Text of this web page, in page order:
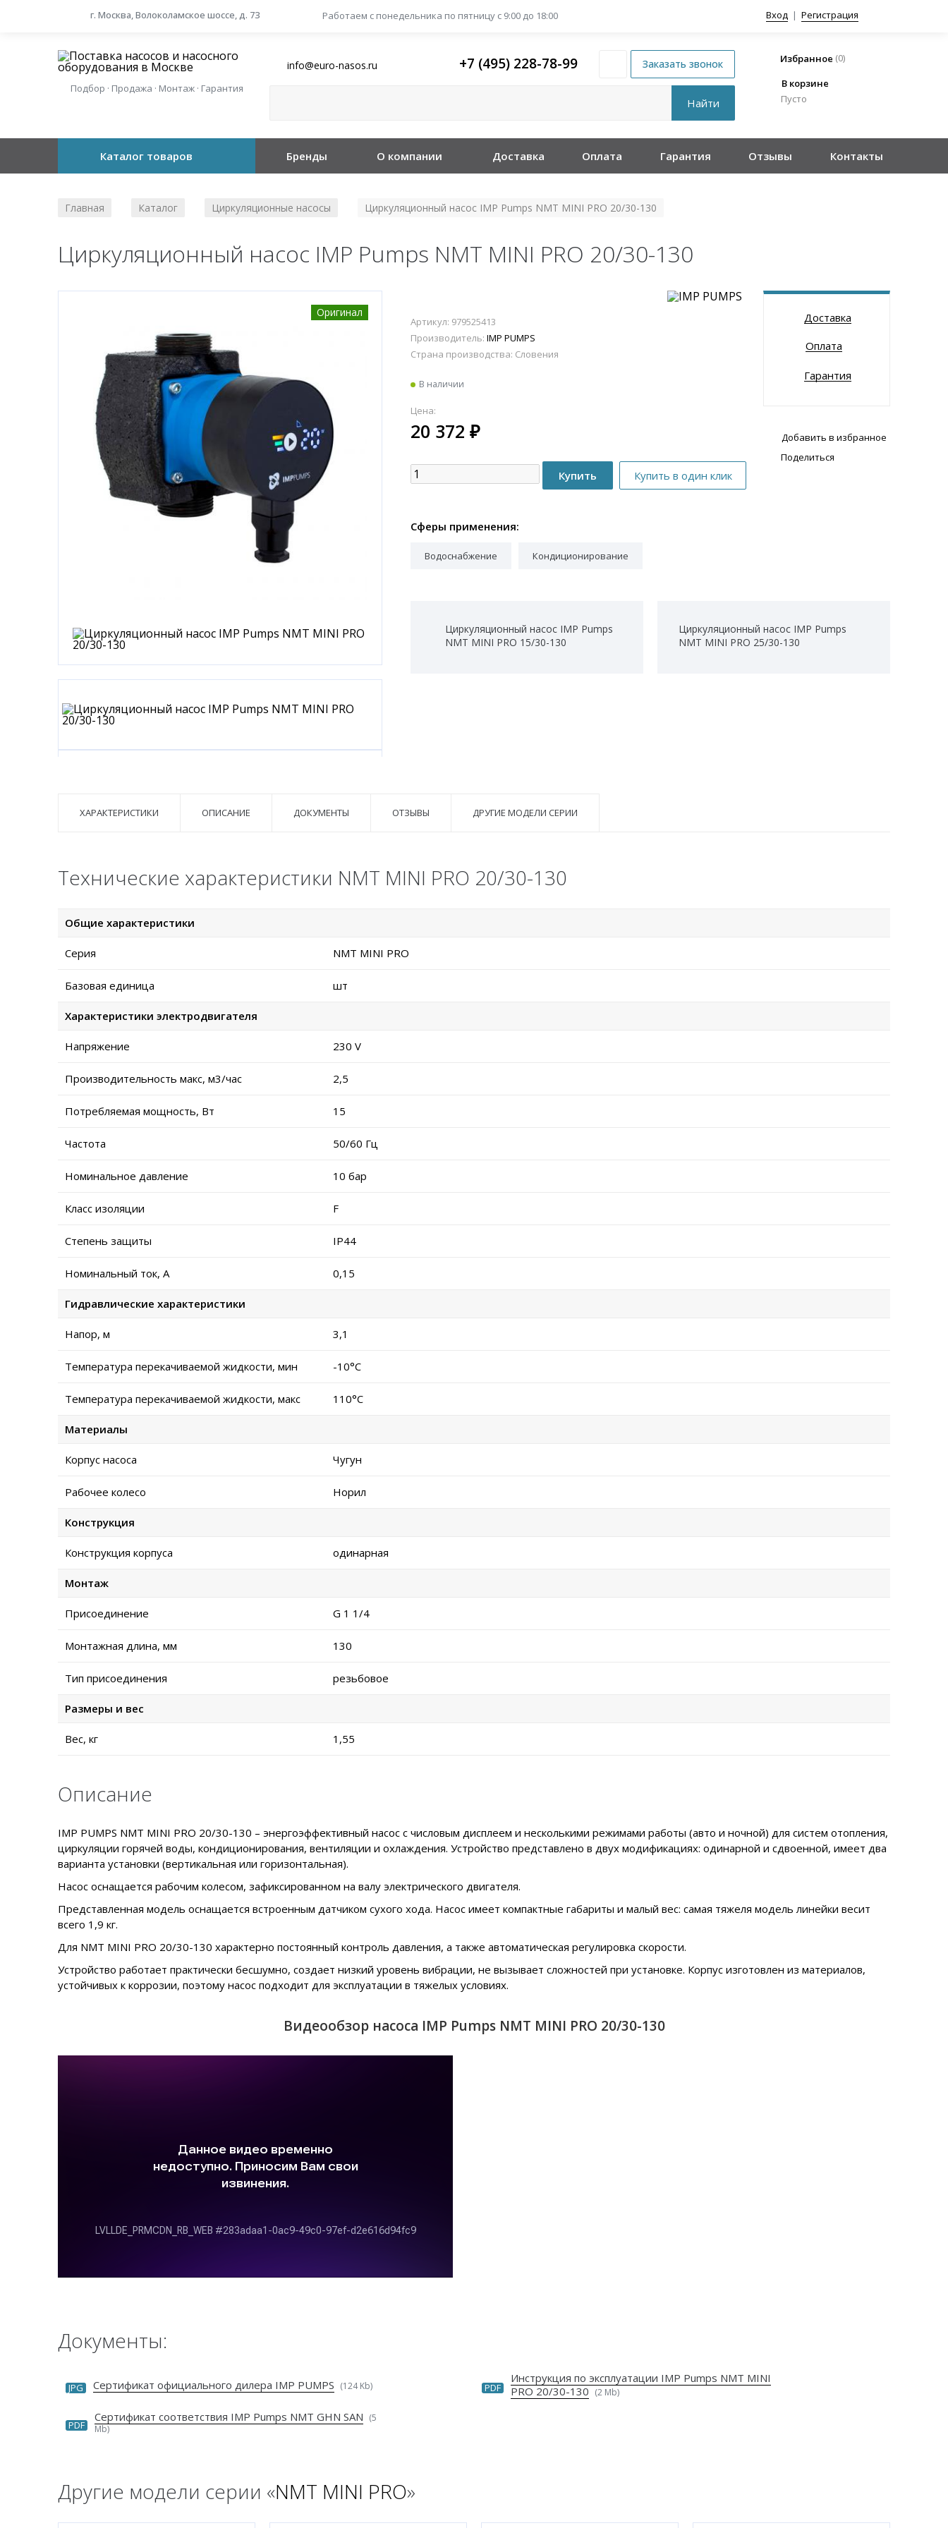
г. Москва, Волоколамское шоссе, д. 73 Работаем с понедельника по пятницу с 9:00 до 18:00 Вход | Регистрация
Подбор · Продажа · Монтаж · Гарантия
info@euro-nasos.ru +7 (495) 228-78-99 Избранное (0)
В корзине
Пусто
Каталог товаров Бренды О компании Доставка Оплата Гарантия Отзывы Контакты
Главная Каталог Циркуляционные насосы Циркуляционный насос IMP Pumps NMT MINI PRO 20/30-130
Циркуляционный насос IMP Pumps NMT MINI PRO 20/30-130
Оригинал
Артикул: 979525413
Производитель: IMP PUMPS
Страна производства: Словения
В наличии
Цена:
20 372 ₽
Доставка
Оплата
Гарантия
Добавить в избранное
Поделиться
Сферы применения:
Водоснабжение Кондиционирование
Циркуляционный насос IMP Pumps
NMT MINI PRO 15/30-130
Циркуляционный насос IMP Pumps
NMT MINI PRO 25/30-130
ХАРАКТЕРИСТИКИ ОПИСАНИЕ ДОКУМЕНТЫ ОТЗЫВЫ ДРУГИЕ МОДЕЛИ СЕРИИ
Технические характеристики NMT MINI PRO 20/30-130
Общие характеристики
Серия NMT MINI PRO
Базовая единица шт
Характеристики электродвигателя
Напряжение 230 V
Производительность макс, м3/час 2,5
Потребляемая мощность, Вт 15
Частота 50/60 Гц
Номинальное давление 10 бар
Класс изоляции F
Степень защиты IP44
Номинальный ток, А 0,15
Гидравлические характеристики
Напор, м 3,1
Температура перекачиваемой жидкости, мин -10°C
Температура перекачиваемой жидкости, макс 110°C
Материалы
Корпус насоса Чугун
Рабочее колесо Норил
Конструкция
Конструкция корпуса одинарная
Монтаж
Присоединение G 1 1/4
Монтажная длина, мм 130
Тип присоединения резьбовое
Размеры и вес
Вес, кг 1,55
Описание
IMP PUMPS NMT MINI PRO 20/30-130 – энергоэффективный насос с числовым дисплеем и несколькими режимами работы (авто и ночной) для систем отопления,
циркуляции горячей воды, кондиционирования, вентиляции и охлаждения. Устройство представлено в двух модификациях: одинарной и сдвоенной, имеет два
варианта установки (вертикальная или горизонтальная).
Насос оснащается рабочим колесом, зафиксированном на валу электрического двигателя.
Представленная модель оснащается встроенным датчиком сухого хода. Насос имеет компактные габариты и малый вес: самая тяжеля модель линейки весит
всего 1,9 кг.
Для NMT MINI PRO 20/30-130 характерно постоянный контроль давления, а также автоматическая регулировка скорости.
Устройство работает практически бесшумно, создает низкий уровень вибрации, не вызывает сложностей при установке. Корпус изготовлен из материалов,
устойчивых к коррозии, поэтому насос подходит для эксплуатации в тяжелых условиях.
Видеообзор насоса IMP Pumps NMT MINI PRO 20/30-130
Документы:
JPG Сертификат официального дилера IMP PUMPS (124 Kb) PDF
Инструкция по эксплуатации IMP Pumps NMT MINI
PRO 20/30-130 (2 Mb)
PDF
Сертификат соответствия IMP Pumps NMT GHN SAN (5
Mb)
Другие модели серии «NMT MINI PRO»